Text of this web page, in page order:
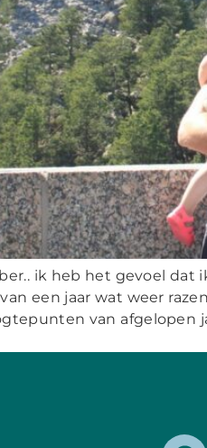
ik heb het gevoel
een jaar wat weer
van afgelopen